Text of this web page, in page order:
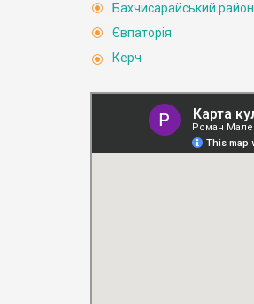
Бахчисарайський район
Євпаторія
Керч